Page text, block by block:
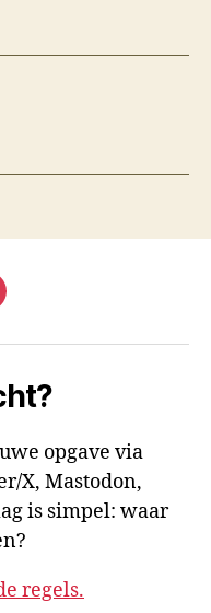
opgave via
X, Mastodon,
is simpel: waar
regels.